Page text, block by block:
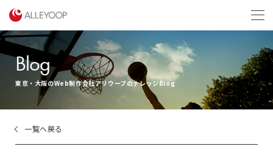
Blog
東京・大阪のWeb制作会社アリウープのナレッジBlog
一覧へ戻る